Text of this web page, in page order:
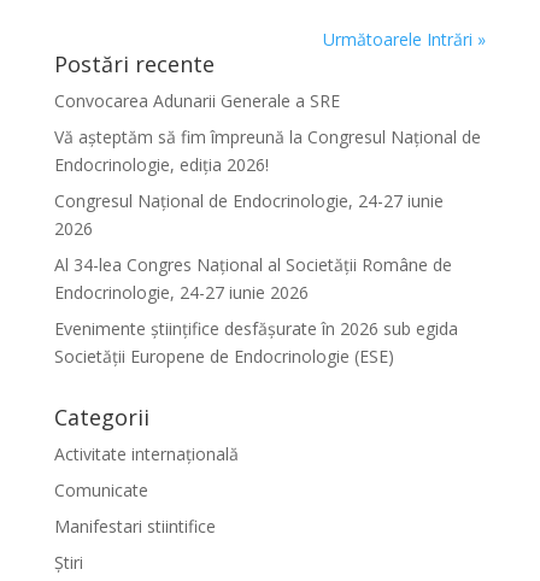
Următoarele Intrări »
Postări recente
Convocarea Adunarii Generale a SRE
Vă așteptăm să fim împreună la Congresul Național de
Endocrinologie, ediția 2026!
Congresul Național de Endocrinologie, 24-27 iunie
2026
Al 34-lea Congres Național al Societății Române de
Endocrinologie, 24-27 iunie 2026
Evenimente ştiinţifice desfăşurate în 2026 sub egida
Societăţii Europene de Endocrinologie (ESE)
Categorii
Activitate internațională
Comunicate
Manifestari stiintifice
Știri